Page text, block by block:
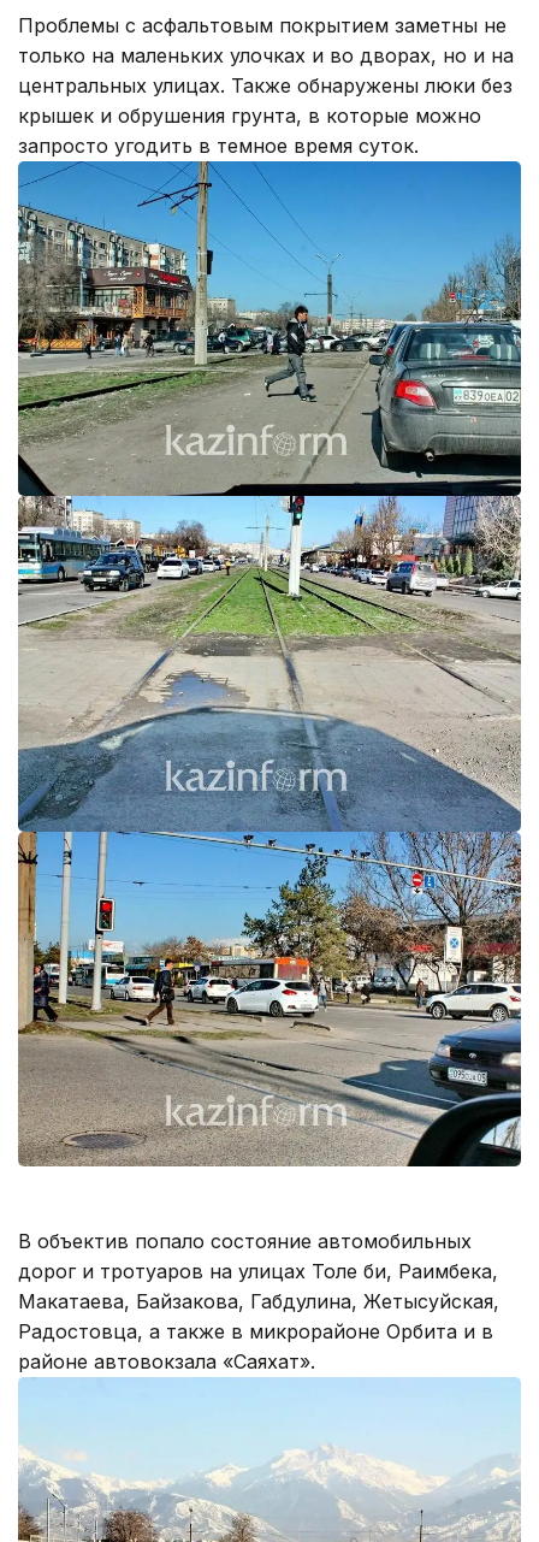
Проблемы с асфальтовым покрытием заметны не
только на маленьких улочках и во дворах, но и на
центральных улицах. Также обнаружены люки без
крышек и обрушения грунта, в которые можно
запросто угодить в темное время суток.
В объектив попало состояние автомобильных
дорог и тротуаров на улицах Толе би, Раимбека,
Макатаева, Байзакова, Габдулина, Жетысуйская,
Радостовца, а также в микрорайоне Орбита и в
районе автовокзала «Саяхат».